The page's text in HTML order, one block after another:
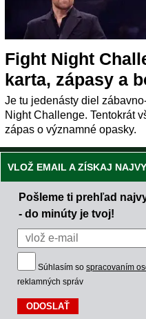
Fight Night
karta, zápasy a
Je tu jedenásty diel
Night Challenge. Tentokrát
zápas o významné opasky.
VLOŽ EMAIL A ZÍSKAJ
Pošleme ti prehľad
- do minúty je tvoj!
Súhlasím so spracovaním
reklamných správ